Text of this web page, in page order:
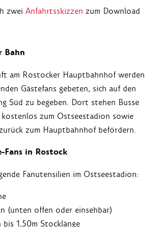
zwei Anfahrtsskizzen zum Download
Bahn
am Rostocker Hauptbahnhof werden
Gästefans gebeten, sich auf den
Süd zu begeben. Dort stehen Busse
zum Ostseestadion sowie
zum Hauptbahnhof befördern.
Fans in Rostock
Fanutensilien im Ostseestadion:
(unten offen oder einsehbar)
bis 1,50m Stocklänge